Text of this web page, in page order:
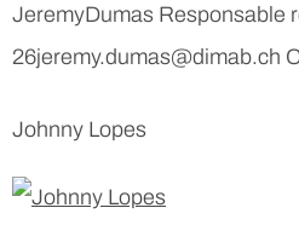
JeremyDumas Responsable
26jeremy.dumas@dimab.ch
Johnny Lopes